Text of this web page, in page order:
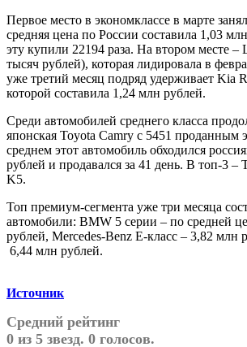
Первое место в экономклассе в марте
средняя цена по России составила 1,03
эту купили 22194 раза. На втором месте –
тысяч рублей), которая лидировала в
уже третий месяц подряд удерживает Kia
которой составила 1,24 млн рублей.
Среди автомобилей среднего класса
японская Toyota Camry с 5451 проданным
среднем этот автомобиль обходился
рублей и продавался за 41 день. В топ-3 –
K5.
Топ премиум-сегмента уже три месяца
автомобили: BMW 5 серии – по средней
рублей, Mercedes-Benz E-класс – 3,82
6,44 млн рублей.
Источник
Средний рейтинг
0 из 5 звезд. 0 голосов.